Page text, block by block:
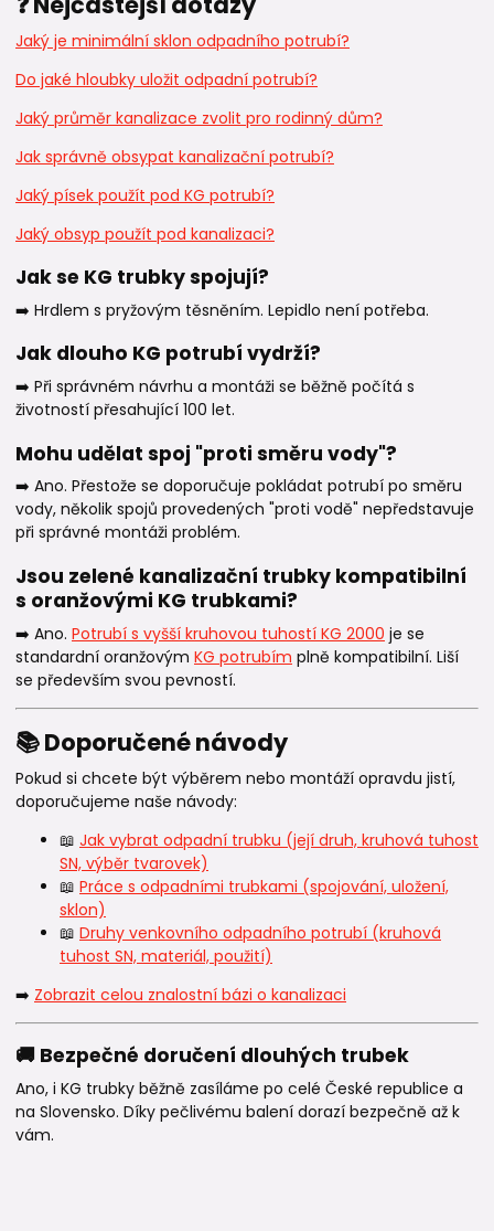
Jaký je minimální sklon odpadního potrubí?
Do jaké hloubky uložit odpadní potrubí?
Jaký průměr kanalizace zvolit pro rodinný dům?
Jak správně obsypat kanalizační potrubí?
Jaký písek použít pod KG potrubí?
Jaký obsyp použít pod kanalizaci?
Jak se KG trubky spojují?
➡️ Hrdlem s pryžovým těsněním. Lepidlo není potřeba.
Jak dlouho KG potrubí vydrží?
➡️ Při správném návrhu a montáži se běžně počítá s
životností přesahující 100 let.
Mohu udělat spoj "proti směru vody"?
➡️ Ano. Přestože se doporučuje pokládat potrubí po směru
vody, několik spojů provedených "proti vodě" nepředstavuje
při správné montáži problém.
Jsou zelené kanalizační trubky kompatibilní
s oranžovými KG trubkami?
➡️ Ano. Potrubí s vyšší kruhovou tuhostí KG 2000 je se
standardní oranžovým KG potrubím plně kompatibilní. Liší
se především svou pevností.
📚 Doporučené návody
Pokud si chcete být výběrem nebo montáží opravdu jistí,
doporučujeme naše návody:
📖 Jak vybrat odpadní trubku (její druh, kruhová tuhost
SN, výběr tvarovek)
📖 Práce s odpadními trubkami (spojování, uložení,
sklon)
📖 Druhy venkovního odpadního potrubí (kruhová
tuhost SN, materiál, použití)
➡️ Zobrazit celou znalostní bázi o kanalizaci
🚚 Bezpečné doručení dlouhých trubek
Ano, i KG trubky běžně zasíláme po celé České republice a
na Slovensko. Díky pečlivému balení dorazí bezpečně až k
vám.